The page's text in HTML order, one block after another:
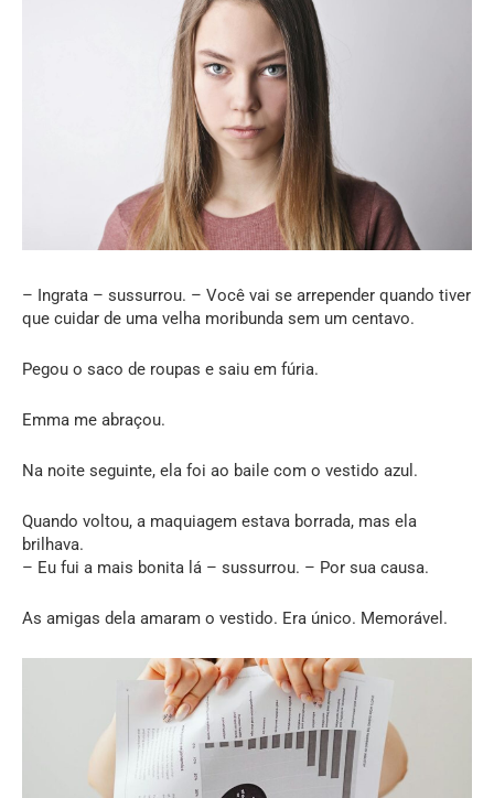
– Ingrata – sussurrou. – Você vai se arrepender quando tiver
que cuidar de uma velha moribunda sem um centavo.
Pegou o saco de roupas e saiu em fúria.
Emma me abraçou.
Na noite seguinte, ela foi ao baile com o vestido azul.
Quando voltou, a maquiagem estava borrada, mas ela
brilhava.
– Eu fui a mais bonita lá – sussurrou. – Por sua causa.
As amigas dela amaram o vestido. Era único. Memorável.